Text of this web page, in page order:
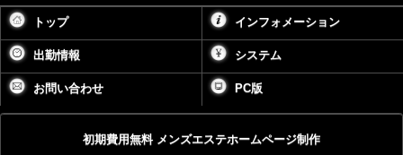
トップ インフォメーション
出勤情報 システム
お問い合わせ PC版
初期費用無料 メンズエステホームページ制作